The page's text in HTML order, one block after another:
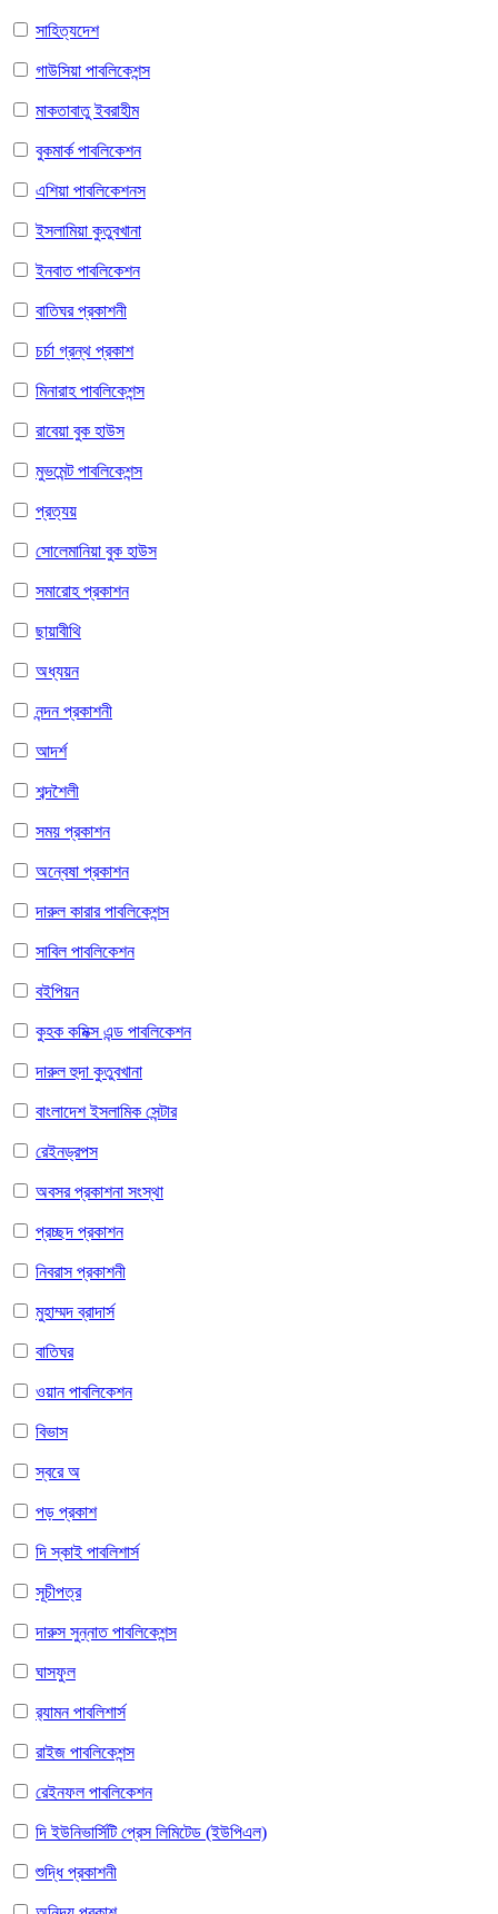
সাহিত্যদেশ
গাউসিয়া পাবলিকেশন্স
মাকতাবাতু ইবরাহীম
বুকমার্ক পাবলিকেশন
এশিয়া পাবলিকেশনস
ইসলামিয়া কুতুবখানা
ইনবাত পাবলিকেশন
বাতিঘর প্রকাশনী
চর্চা গ্রন্থ প্রকাশ
মিনারাহ পাবলিকেশন্স
রাবেয়া বুক হাউস
মুভমেন্ট পাবলিকেশন্স
প্রত্যয়
সোলেমানিয়া বুক হাউস
সমারোহ প্রকাশন
ছায়াবীথি
অধ্যয়ন
নন্দন প্রকাশনী
আদর্শ
শব্দশৈলী
সময় প্রকাশন
অন্বেষা প্রকাশন
দারুল কারার পাবলিকেশন্স
সাবিল পাবলিকেশন
বইপিয়ন
কুহক কমিক্স এন্ড পাবলিকেশন
দারুল হুদা কুতুবখানা
বাংলাদেশ ইসলামিক সেন্টার
রেইনড্রপস
অবসর প্রকাশনা সংস্থা
প্রচ্ছদ প্রকাশন
নিবরাস প্রকাশনী
মুহাম্মদ ব্রাদার্স
বাতিঘর
ওয়ান পাবলিকেশন
বিভাস
স্বরে অ
পড় প্রকাশ
দি স্কাই পাবলিশার্স
সূচীপত্র
দারুস সুন্নাত পাবলিকেশন্স
ঘাসফুল
র‍্যামন পাবলিশার্স
রাইজ পাবলিকেশন্স
রেইনফল পাবলিকেশন
দি ইউনিভার্সিটি প্রেস লিমিটেড (ইউপিএল)
শুদ্ধি প্রকাশনী